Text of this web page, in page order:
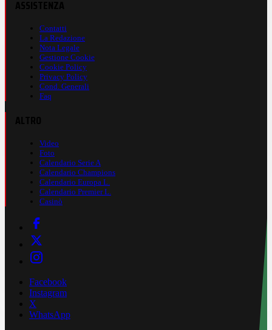
Contatti
La Redazione
Nota Legale
Gestione Cookie
Cookie Policy
Privacy Policy
Cond. Generali
Faq
Video
Foto
Calendario Serie A
Calendario Champions
Calendario Europa L.
Calendario Premier L.
Casinò
Facebook
Instagram
X
WhatsApp